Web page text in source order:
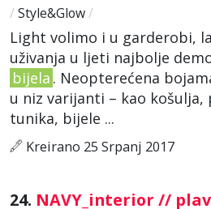
/ Style&Glow/
Light volimo i u garderobi,
uživanja u ljeti najbolje
bijela . Neopterećena
u niz varijanti – kao
tunika, bijele ...
Kreirano 25 Srpanj 2017
24. NAVY_interior //